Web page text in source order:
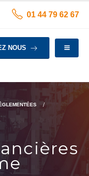
01 44 79 62 67
NOUS